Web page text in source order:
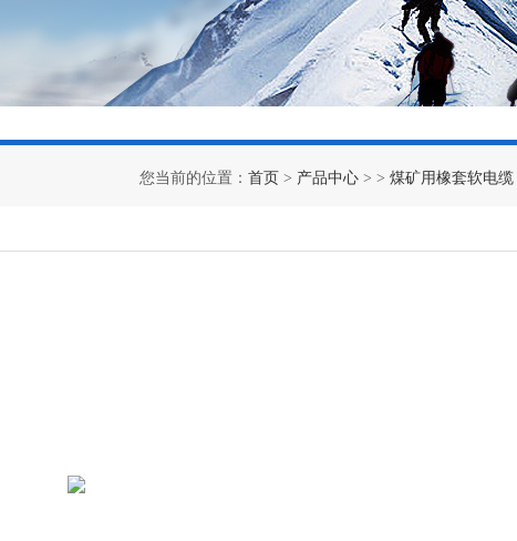
您当前的位置： 首页 > 产品中心 > > 煤矿用橡套软电缆